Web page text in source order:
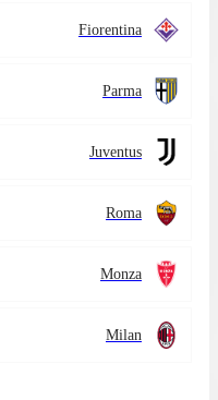
Fiorentina
Parma
Juventus
Roma
Monza
Milan